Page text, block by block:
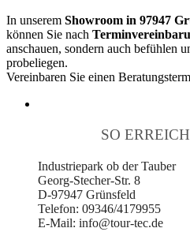
In unserem Showroom in 97947
können Sie nach
anschauen, sondern auch befühlen
probeliegen.
Vereinbaren Sie einen
SO
Industriepark ob der Tauber
Georg-Stecher-Str. 8
D-97947 Grünsfeld
Telefon: 09346/4179955
E-Mail: info@tour-tec.de